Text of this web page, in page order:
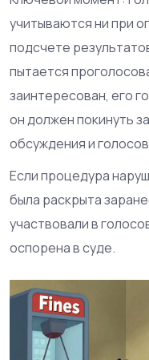
учитываются ни при
подсчете
пытается
заинтересован, его
он должен покинуть
обсуждения и
Если процедура
была раскрыта
участвовали в
оспорена в суде.